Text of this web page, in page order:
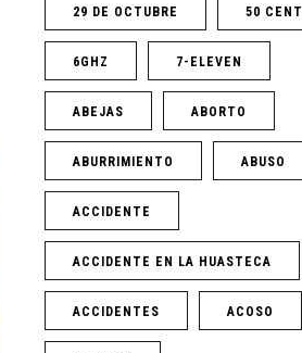
29 DE OCTUBRE 50 CENT
6GHZ 7-ELEVEN
ABEJAS ABORTO
ABURRIMIENTO ABUSO
ACCIDENTE
ACCIDENTE EN LA HUASTECA
ACCIDENTES ACOSO